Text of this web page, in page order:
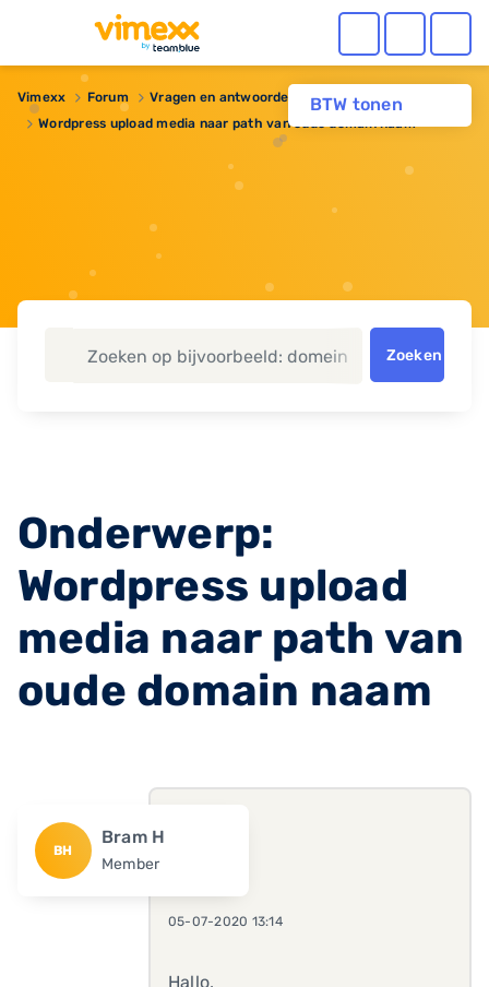
BTW tonen
Vimexx Forum
Vragen en antwoorden
Wordpress upload media naar path van oude domain naam
Zoeken
Onderwerp:
Wordpress upload
media naar path van
oude domain naam
BH
Bram H
Member
05-07-2020 13:14
Hallo,